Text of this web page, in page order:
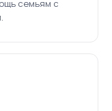
семьям с